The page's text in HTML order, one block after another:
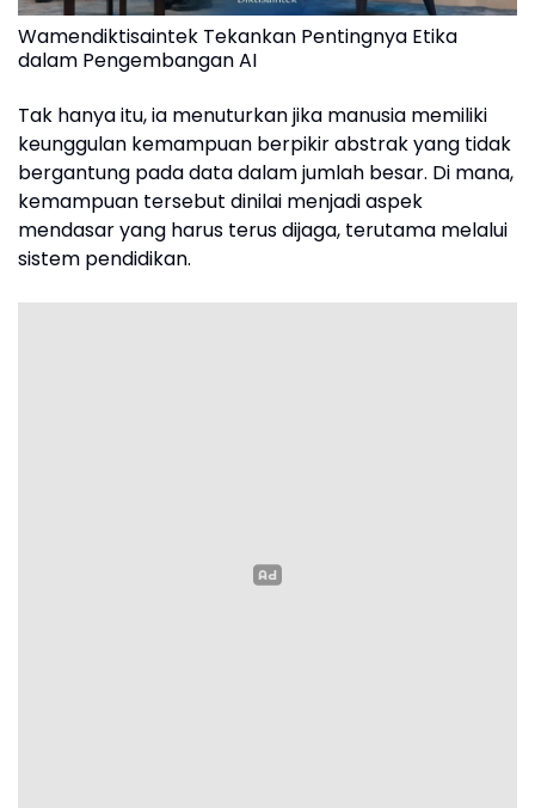
Wamendiktisaintek Tekankan Pentingnya Etika
dalam Pengembangan AI
Tak hanya itu, ia menuturkan jika manusia memiliki
keunggulan kemampuan berpikir abstrak yang tidak
bergantung pada data dalam jumlah besar. Di mana,
kemampuan tersebut dinilai menjadi aspek
mendasar yang harus terus dijaga, terutama melalui
sistem pendidikan.